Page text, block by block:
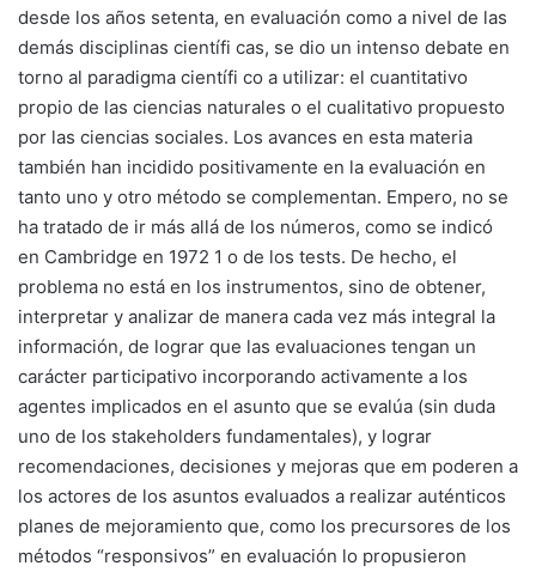
desde los años setenta, en evaluación como a nivel de las
demás disciplinas científi cas, se dio un intenso debate en
torno al paradigma científi co a utilizar: el cuantitativo
propio de las ciencias naturales o el cualitativo propuesto
por las ciencias sociales. Los avances en esta materia
también han incidido positivamente en la evaluación en
tanto uno y otro método se complementan. Empero, no se
ha tratado de ir más allá de los números, como se indicó
en Cambridge en 1972 1 o de los tests. De hecho, el
problema no está en los instrumentos, sino de obtener,
interpretar y analizar de manera cada vez más integral la
información, de lograr que las evaluaciones tengan un
carácter participativo incorporando activamente a los
agentes implicados en el asunto que se evalúa (sin duda
uno de los stakeholders fundamentales), y lograr
recomendaciones, decisiones y mejoras que em poderen a
los actores de los asuntos evaluados a realizar auténticos
planes de mejoramiento que, como los precursores de los
métodos “responsivos” en evaluación lo propusieron